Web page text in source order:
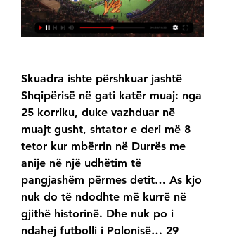
Skuadra ishte përshkuar jashtë
Shqipërisë në gati katër muaj: nga
25 korriku, duke vazhduar në
muajt gusht, shtator e deri më 8
tetor kur mbërrin në Durrës me
anije në një udhëtim të
pangjashëm përmes detit… As kjo
nuk do të ndodhte më kurrë në
gjithë historinë. Dhe nuk po i
ndahej futbolli i Polonisë… 29